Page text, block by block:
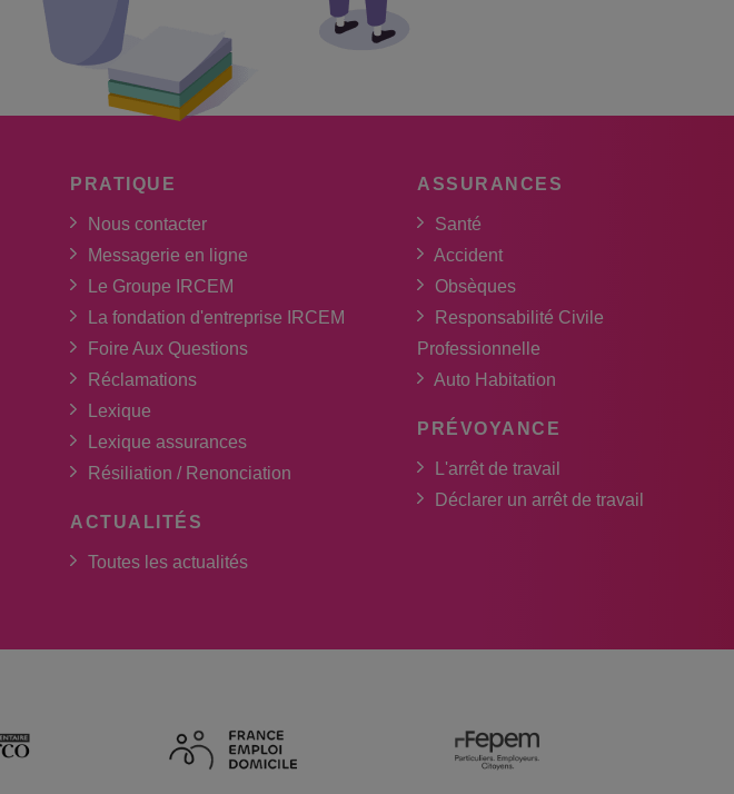
PRATIQUE
Nous contacter
Messagerie en ligne
Le Groupe IRCEM
La fondation d'entreprise IRCEM
Foire Aux Questions
Réclamations
Lexique
Lexique assurances
Résiliation / Renonciation
ACTUALITÉS
Toutes les actualités
ASSURANCES
Santé
Accident
Obsèques
Responsabilité Civile
Professionnelle
Auto Habitation
PRÉVOYANCE
L'arrêt de travail
Déclarer un arrêt de travail